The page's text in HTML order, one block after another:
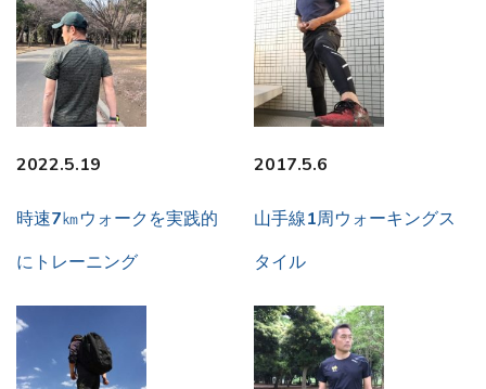
2022.5.19
時速7㎞ウォークを実践的
にトレーニング
2017.5.6
山手線1周ウォーキングス
タイル